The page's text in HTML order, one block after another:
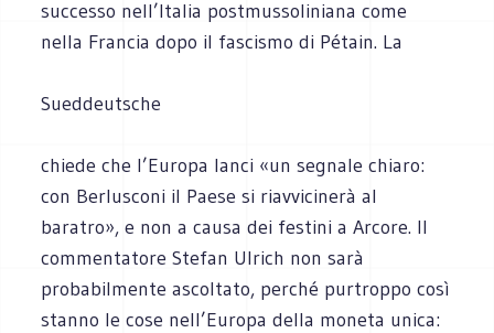
successo nell’Italia postmussoliniana come
nella Francia dopo il fascismo di Pétain. La
Sueddeutsche
chiede che l’Europa lanci «un segnale chiaro:
con Berlusconi il Paese si riavvicinerà al
baratro», e non a causa dei festini a Arcore. Il
commentatore Stefan Ulrich non sarà
probabilmente ascoltato, perché purtroppo così
stanno le cose nell’Europa della moneta unica: